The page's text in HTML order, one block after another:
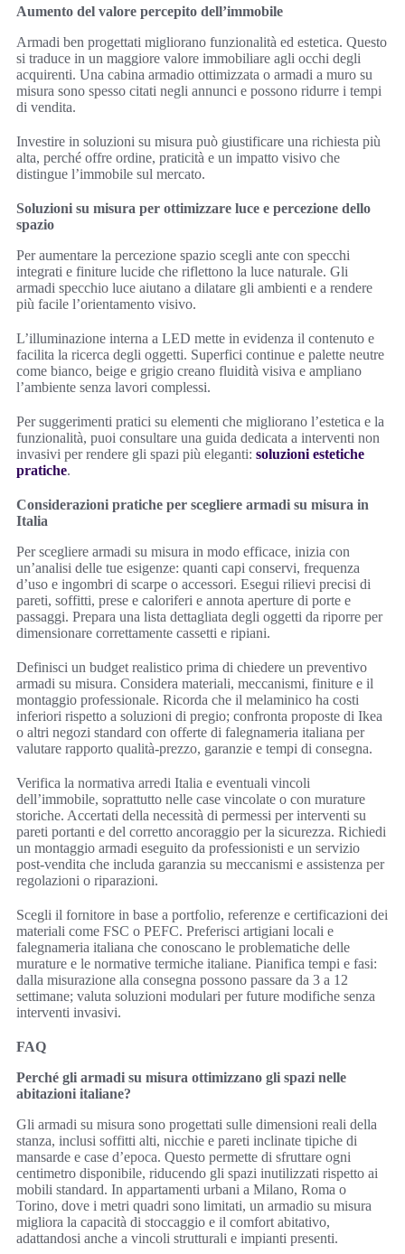
Aumento del valore percepito dell’immobile
Armadi ben progettati migliorano funzionalità ed estetica. Questo
si traduce in un maggiore valore immobiliare agli occhi degli
acquirenti. Una cabina armadio ottimizzata o armadi a muro su
misura sono spesso citati negli annunci e possono ridurre i tempi
di vendita.
Investire in soluzioni su misura può giustificare una richiesta più
alta, perché offre ordine, praticità e un impatto visivo che
distingue l’immobile sul mercato.
Soluzioni su misura per ottimizzare luce e percezione dello
spazio
Per aumentare la percezione spazio scegli ante con specchi
integrati e finiture lucide che riflettono la luce naturale. Gli
armadi specchio luce aiutano a dilatare gli ambienti e a rendere
più facile l’orientamento visivo.
L’illuminazione interna a LED mette in evidenza il contenuto e
facilita la ricerca degli oggetti. Superfici continue e palette neutre
come bianco, beige e grigio creano fluidità visiva e ampliano
l’ambiente senza lavori complessi.
Per suggerimenti pratici su elementi che migliorano l’estetica e la
funzionalità, puoi consultare una guida dedicata a interventi non
invasivi per rendere gli spazi più eleganti: soluzioni estetiche
pratiche.
Considerazioni pratiche per scegliere armadi su misura in
Italia
Per scegliere armadi su misura in modo efficace, inizia con
un’analisi delle tue esigenze: quanti capi conservi, frequenza
d’uso e ingombri di scarpe o accessori. Esegui rilievi precisi di
pareti, soffitti, prese e caloriferi e annota aperture di porte e
passaggi. Prepara una lista dettagliata degli oggetti da riporre per
dimensionare correttamente cassetti e ripiani.
Definisci un budget realistico prima di chiedere un preventivo
armadi su misura. Considera materiali, meccanismi, finiture e il
montaggio professionale. Ricorda che il melaminico ha costi
inferiori rispetto a soluzioni di pregio; confronta proposte di Ikea
o altri negozi standard con offerte di falegnameria italiana per
valutare rapporto qualità-prezzo, garanzie e tempi di consegna.
Verifica la normativa arredi Italia e eventuali vincoli
dell’immobile, soprattutto nelle case vincolate o con murature
storiche. Accertati della necessità di permessi per interventi su
pareti portanti e del corretto ancoraggio per la sicurezza. Richiedi
un montaggio armadi eseguito da professionisti e un servizio
post-vendita che includa garanzia su meccanismi e assistenza per
regolazioni o riparazioni.
Scegli il fornitore in base a portfolio, referenze e certificazioni dei
materiali come FSC o PEFC. Preferisci artigiani locali e
falegnameria italiana che conoscano le problematiche delle
murature e le normative termiche italiane. Pianifica tempi e fasi:
dalla misurazione alla consegna possono passare da 3 a 12
settimane; valuta soluzioni modulari per future modifiche senza
interventi invasivi.
FAQ
Perché gli armadi su misura ottimizzano gli spazi nelle
abitazioni italiane?
Gli armadi su misura sono progettati sulle dimensioni reali della
stanza, inclusi soffitti alti, nicchie e pareti inclinate tipiche di
mansarde e case d’epoca. Questo permette di sfruttare ogni
centimetro disponibile, riducendo gli spazi inutilizzati rispetto ai
mobili standard. In appartamenti urbani a Milano, Roma o
Torino, dove i metri quadri sono limitati, un armadio su misura
migliora la capacità di stoccaggio e il comfort abitativo,
adattandosi anche a vincoli strutturali e impianti presenti.